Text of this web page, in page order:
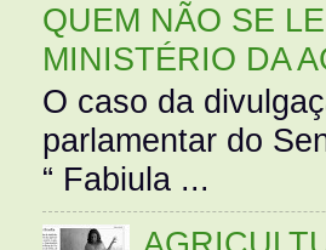
QUEM NÃO SE
MINISTÉRIO DA
O caso da
parlamentar do
“ Fabiula ...